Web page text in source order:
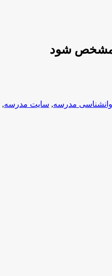
مشخص شود
مدرسه, سایت مدرسه,